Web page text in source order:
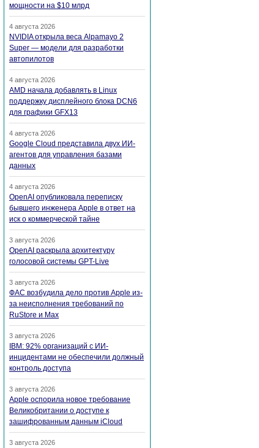
мощности на $10 млрд
4 августа 2026
NVIDIA открыла веса Alpamayo 2
Super — модели для разработки
автопилотов
4 августа 2026
AMD начала добавлять в Linux
поддержку дисплейного блока DCN6
для графики GFX13
4 августа 2026
Google Cloud представила двух ИИ-
агентов для управления базами
данных
4 августа 2026
OpenAI опубликовала переписку
бывшего инженера Apple в ответ на
иск о коммерческой тайне
3 августа 2026
OpenAI раскрыла архитектуру
голосовой системы GPT-Live
3 августа 2026
ФАС возбудила дело против Apple из-
за неисполнения требований по
RuStore и Max
3 августа 2026
IBM: 92% организаций с ИИ-
инцидентами не обеспечили должный
контроль доступа
3 августа 2026
Apple оспорила новое требование
Великобритании о доступе к
зашифрованным данным iCloud
3 августа 2026